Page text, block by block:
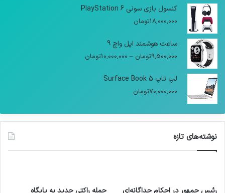
کنسول بازی سونی PlayStation 6
18,000,000تومان
ساعت هوشمند اپل واچ 9
9,500,000تومان –
10,000,000تومان
لپ تاپ Surface Book 5
70,000,000تومان
نوشته‌های تازه
رئیس جمهور در احکام جداگانه‌ای
حمله راکتی جدید به پایگاه